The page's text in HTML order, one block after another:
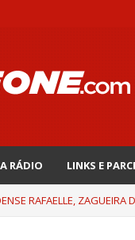
RÁDIO LINKS E
RAFAELLE,